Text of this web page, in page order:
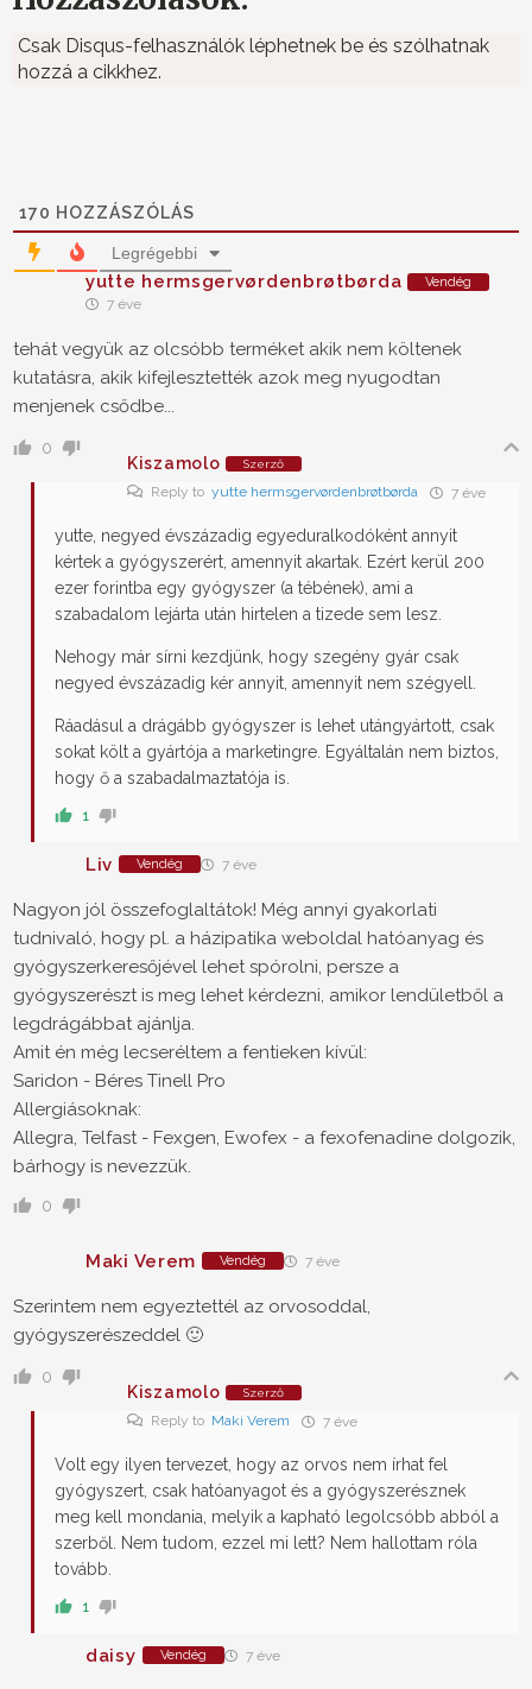
Csak Disqus-felhasználók léphetnek be és szólhatnak
hozzá a cikkhez.
170 HOZZÁSZÓLÁS
Legrégebbi
yutte hermsgervørdenbrøtbørda Vendég
7 éve
tehát vegyük az olcsóbb terméket akik nem költenek
kutatásra, akik kifejlesztették azok meg nyugodtan
menjenek csődbe...
0
Kiszamolo
Szerző
Reply to yutte hermsgervørdenbrøtbørda 7 éve
yutte, negyed évszázadig egyeduralkodóként annyit
kértek a gyógyszerért, amennyit akartak. Ezért kerül 200
ezer forintba egy gyógyszer (a tébének), ami a
szabadalom lejárta után hirtelen a tizede sem lesz.
Nehogy már sírni kezdjünk, hogy szegény gyár csak
negyed évszázadig kér annyit, amennyit nem szégyell.
Ráadásul a drágább gyógyszer is lehet utángyártott, csak
sokat költ a gyártója a marketingre. Egyáltalán nem biztos,
hogy ő a szabadalmaztatója is.
1
Liv Vendég 7 éve
Nagyon jól összefoglaltátok! Még annyi gyakorlati
tudnivaló, hogy pl. a házipatika weboldal hatóanyag és
gyógyszerkeresőjével lehet spórolni, persze a
gyógyszerészt is meg lehet kérdezni, amikor lendületből a
legdrágábbat ajánlja.
Amit én még lecseréltem a fentieken kívül:
Saridon - Béres Tinell Pro
Allergiásoknak:
Allegra, Telfast - Fexgen, Ewofex - a fexofenadine dolgozik,
bárhogy is nevezzük.
0
Maki Verem Vendég 7 éve
Szerintem nem egyeztettél az orvosoddal,
gyógyszerészeddel 🙂
0
Kiszamolo
Szerző
Reply to Maki Verem 7 éve
Volt egy ilyen tervezet, hogy az orvos nem írhat fel
gyógyszert, csak hatóanyagot és a gyógyszerésznek
meg kell mondania, melyik a kapható legolcsóbb abból a
szerből. Nem tudom, ezzel mi lett? Nem hallottam róla
tovább.
1
daisy Vendég 7 éve